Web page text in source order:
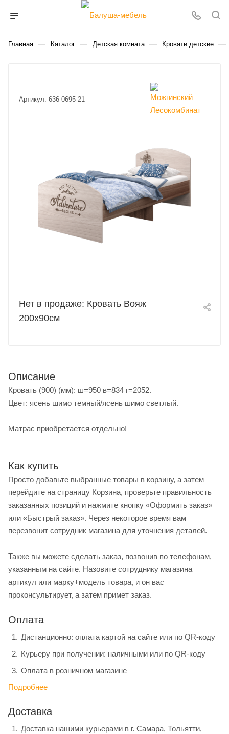
Главная — Каталог — Детская комната — Кровати детские —
Артикул: 636-0695-21
Нет в продаже: Кровать Вояж
200х90см
Описание
Кровать (900) (мм): ш=950 в=834 г=2052.
Цвет: ясень шимо темный/ясень шимо светлый.
Матрас приобретается отдельно!
Как купить
Просто добавьте выбранные товары в корзину, а затем
перейдите на страницу Корзина, проверьте правильность
заказанных позиций и нажмите кнопку «Оформить заказ»
или «Быстрый заказ». Через некоторое время вам
перезвонит сотрудник магазина для уточнения деталей.
Также вы можете сделать заказ, позвонив по телефонам,
указанным на сайте. Назовите сотруднику магазина
артикул или марку+модель товара, и он вас
проконсультирует, а затем примет заказ.
Оплата
Дистанционно: оплата картой на сайте или по QR-коду
Курьеру при получении: наличными или по QR-коду
Оплата в розничном магазине
Подробнее
Доставка
Доставка нашими курьерами в г. Самара, Тольятти,